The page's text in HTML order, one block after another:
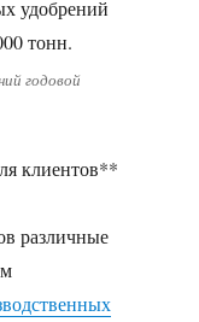
годовой
клиентов**
различные